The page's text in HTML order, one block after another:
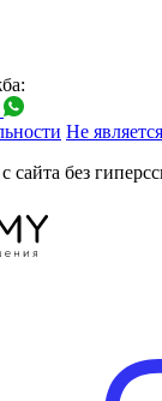
Не
сайта без